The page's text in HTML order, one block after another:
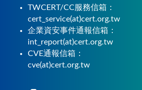
TWCERT/CC服務信箱：
cert_service(at)cert.org.tw
企業資安事件通報信箱：
int_report(at)cert.org.tw
CVE通報信箱：
cve(at)cert.org.tw